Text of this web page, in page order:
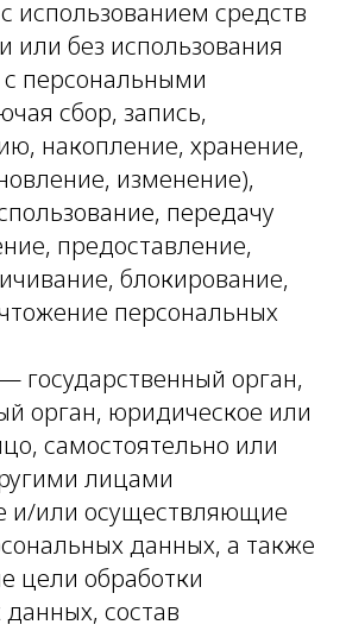
использованием средств
или без использования
с персональными
сбор, запись,
накопление, хранение,
изменение),
передачу
предоставление,
блокирование,
персональных
государственный орган,
орган, юридическое или
самостоятельно или
лицами
и/или осуществляющие
данных, а также
цели обработки
состав